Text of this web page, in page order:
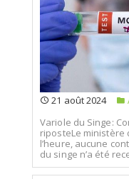
21 août 2024
Variole du Singe:
riposteLe
l’heure, aucune
du singe n’a été